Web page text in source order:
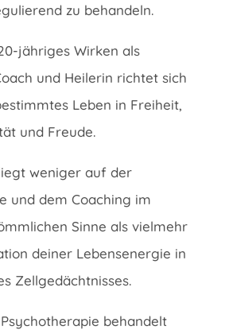
zu behandeln.
jähriges Wirken als
und Heilerin richtet sich
Leben in Freiheit,
und Freude.
weniger auf der
und dem Coaching im
Sinne als vielmehr
deiner Lebensenergie in
Zellgedächtnisses.
behandelt